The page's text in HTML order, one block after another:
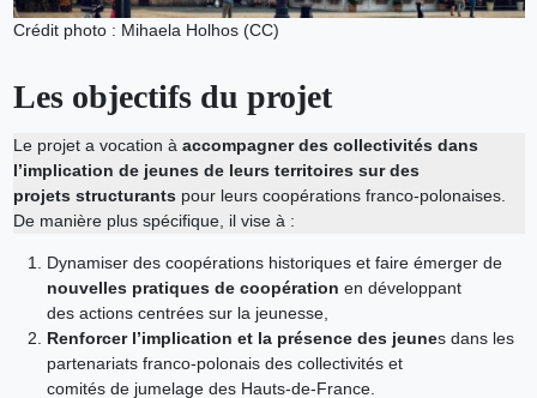
Crédit photo : Mihaela Holhos (CC)
Les objectifs du projet
Le projet a vocation à accompagner des collectivités dans
l’implication de jeunes de leurs territoires sur des
projets structurantspour leurs coopérations franco-polonaises.
De manière plus spécifique, il vise à :
Dynamiser des coopérations historiques et faire émerger de
nouvelles pratiques de coopération en développant
des actions centrées sur la jeunesse,
Renforcer l’implication et la présence des jeunes dans les
partenariats franco-polonais des collectivités et
comités de jumelage des Hauts-de-France.